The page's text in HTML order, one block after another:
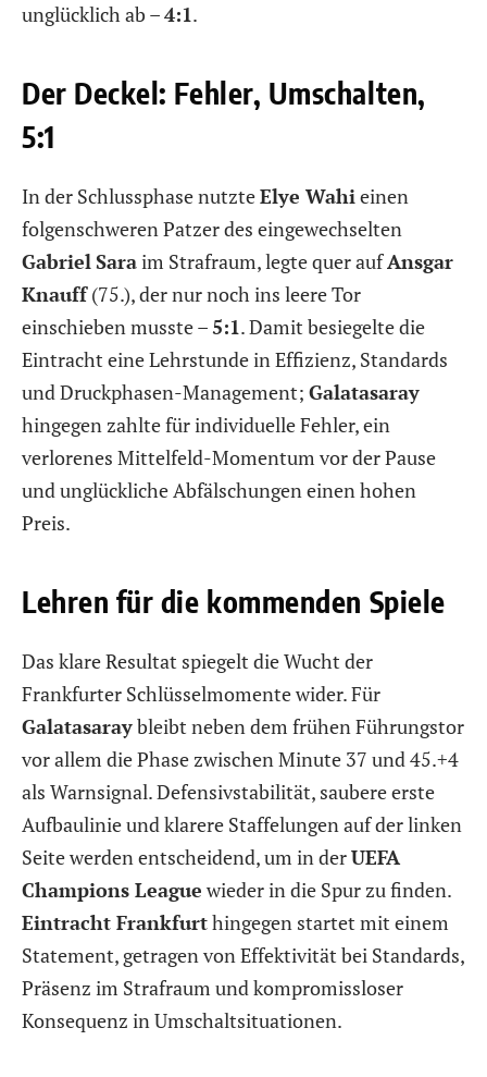
unglücklich ab –4:1.
Der Deckel: Fehler, Umschalten,
5:1
In der Schlussphase nutzteElye Wahieinen
folgenschweren Patzer des eingewechselten
GabrielSaraim Strafraum, legte quer aufAnsgar
Knauff(75.), der nur noch ins leere Tor
einschieben musste –5:1. Damit besiegelte die
Eintracht eine Lehrstunde in Effizienz, Standards
und Druckphasen-Management; Galatasaray
hingegen zahlte für individuelle Fehler, ein
verlorenes Mittelfeld-Momentum vor der Pause
und unglückliche Abfälschungen einen hohen
Preis.
Lehren für die kommenden Spiele
Das klare Resultat spiegelt die Wucht der
Frankfurter Schlüsselmomente wider. Für
Galatasaraybleibt neben dem frühen Führungstor
vor allem die Phase zwischen Minute 37 und 45.+4
als Warnsignal. Defensivstabilität, saubere erste
Aufbaulinie und klarere Staffelungen auf der linken
Seite werden entscheidend, um in derUEFA
Champions League wieder in die Spur zu finden.
Eintracht Frankfurthingegen startet mit einem
Statement, getragen von Effektivität bei Standards,
Präsenz im Strafraum und kompromissloser
Konsequenz in Umschaltsituationen.